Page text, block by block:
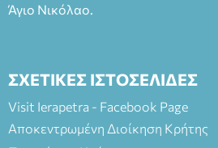
Άγιο Νικόλαο.
ΣΧΕΤΙΚΕΣ ΙΣΤΟΣΕΛΙΔΕΣ
Visit Ierapetra - Facebook Page
Αποκεντρωμένη Διοίκηση Κρήτης